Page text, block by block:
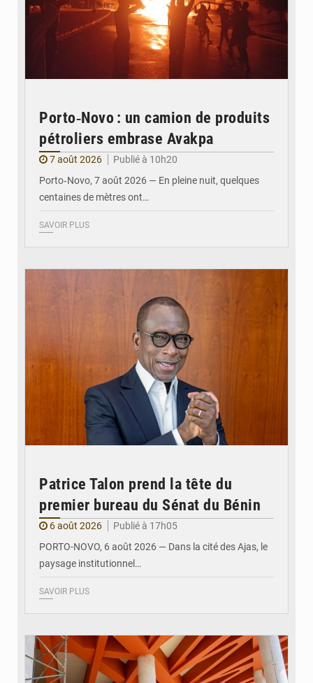
Porto‑Novo : un camion de produits
pétroliers embrase Avakpa
7 août 2026
Publié à 10h20
Porto‑Novo, 7 août 2026 — En pleine nuit, quelques
centaines de mètres ont…
SAVOIR PLUS
Patrice Talon prend la tête du
premier bureau du Sénat du Bénin
6 août 2026
Publié à 17h05
PORTO-NOVO, 6 août 2026 — Dans la cité des Ajas, le
paysage institutionnel…
SAVOIR PLUS